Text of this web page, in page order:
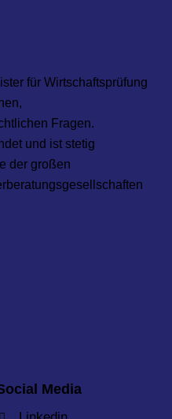
für Wirtschaftsprüfung
Fragen.
und ist stetig
der großen
Media